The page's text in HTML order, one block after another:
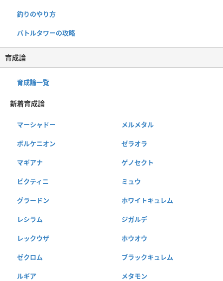
釣りのやり方
バトルタワーの攻略
育成論
育成論一覧
新着育成論
マーシャドー メルメタル
ボルケニオン ゼラオラ
マギアナ ゲノセクト
ビクティニ ミュウ
グラードン ホワイトキュレム
レシラム ジガルデ
レックウザ ホウオウ
ゼクロム ブラックキュレム
ルギア メタモン